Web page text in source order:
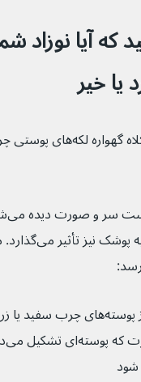
که آیا نوزاد
یا خیر
علامت اصلی کلاه گهواره
تکه‌هایی از پوسته‌های چرب